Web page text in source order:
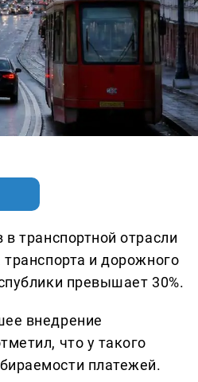
транспортной отрасли
и дорожного
превышает 30%.
внедрение
что у такого
платежей.